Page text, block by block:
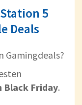
5
Deals
Gamingdeals?
Black Friday.